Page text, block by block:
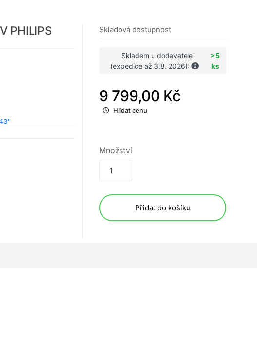
PHILIPS Skladová dostupnost
Skladem u dodavatele
(expedice až 3.8. 2026):
>5
ks
9 799,00 Kč
Hlídat cenu
Množství
Přidat do košíku